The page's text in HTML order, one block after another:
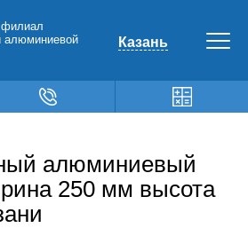
филиал
алюминиевой
Казань
алюминиевый
250 мм высота